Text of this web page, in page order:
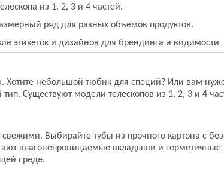
из 1, 2, 3 и 4 частей.
ряд для разных объемов продуктов.
этикеток и дизайнов для брендинга и видимости
небольшой тюбик для специй? Или вам
Существуют модели телескопов из 1, 2, 3 и 4
Выбирайте тубы из прочного картона с
влагонепроницаемые вкладыши и
среде.